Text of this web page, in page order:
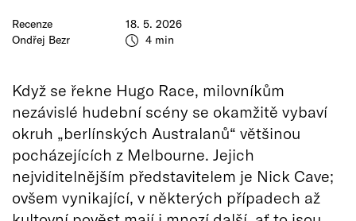
Recenze
Ondřej Bezr
18. 5. 2026
4 min
Když se řekne Hugo Race, milovníkům
nezávislé hudební scény se okamžitě vybaví
okruh „berlínských Australanů“ většinou
pocházejících z Melbourne. Jejich
nejviditelnějším představitelem je Nick Cave;
ovšem vynikající, v některých případech až